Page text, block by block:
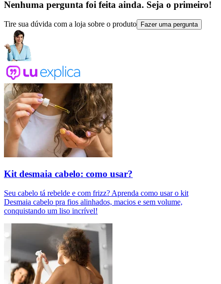
Nenhuma pergunta foi feita ainda. Seja o primeiro!
Tire sua dúvida com a loja sobre o produto Fazer uma pergunta
Kit desmaia cabelo: como usar?
Seu cabelo tá rebelde e com frizz? Aprenda como usar o kit
Desmaia cabelo pra fios alinhados, macios e sem volume,
conquistando um liso incrível!